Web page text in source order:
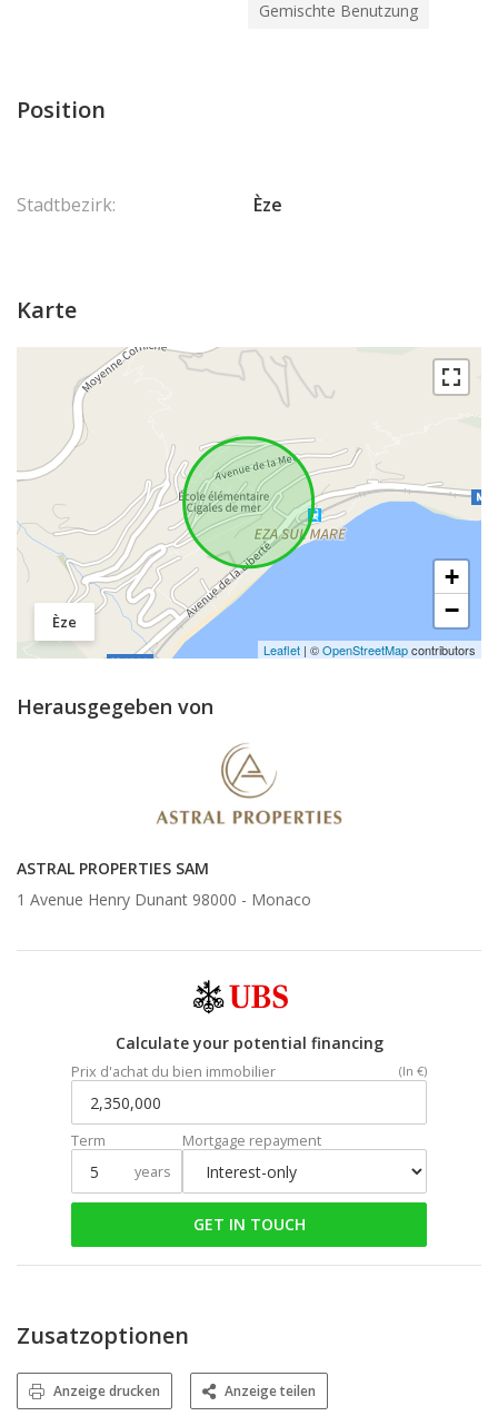
Gemischte Benutzung
Position
Stadtbezirk: Èze
Karte
Èze
+
−
Leaflet | ©OpenStreetMapcontributors
Herausgegeben von
ASTRAL PROPERTIES SAM
1 Avenue Henry Dunant 98000 - Monaco
Calculate your potential financing
Prix d'achat du bien immobilier (In €)
Term
years
Mortgage repayment
GET IN TOUCH
Zusatzoptionen
Anzeige drucken Anzeige teilen